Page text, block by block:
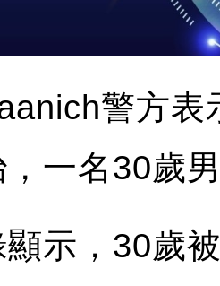
警方表
一名30歲
示，30歲